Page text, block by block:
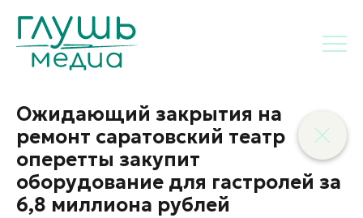
Ожидающий закрытия на
ремонт саратовский театр
оперетты закупит
оборудование для гастролей за
6,8 миллиона рублей